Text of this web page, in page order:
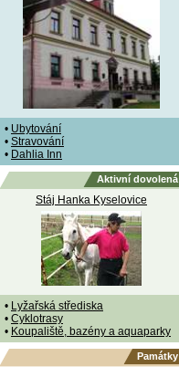
• Ubytování
• Stravování
• Dahlia Inn
Aktivní dovolená
Stáj Hanka Kyselovice
• Lyžařská střediska
• Cyklotrasy
• Koupaliště, bazény a aquaparky
Památky